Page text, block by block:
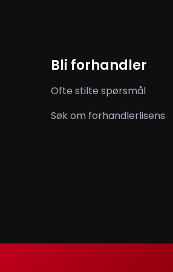
Bli forhandler
Ofte stilte spørsmål
Søk om forhandlerlisens